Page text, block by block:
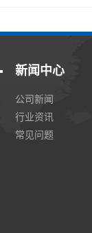
新闻中心
公司新闻
行业资讯
常见问题